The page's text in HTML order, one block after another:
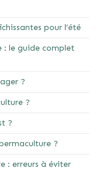
pour l’été
: le guide complet
?
?
?
?
: erreurs à éviter